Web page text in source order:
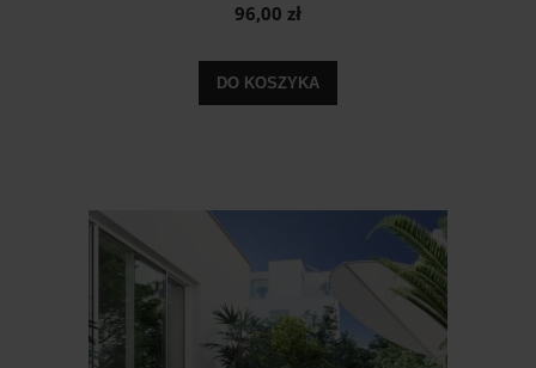
96,00 zł
DO KOSZYKA